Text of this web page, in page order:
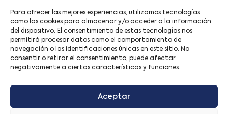
Para ofrecer las mejores experiencias, utilizamos tecnologías
como las cookies para almacenar y/o acceder a la información
del dispositivo. El consentimiento de estas tecnologías nos
permitirá procesar datos como el comportamiento de
navegación o las identificaciones únicas en este sitio. No
consentir o retirar el consentimiento, puede afectar
negativamente a ciertas características y funciones.
Aceptar
CRITERIA LOYALTYes tu
mejor partner.
CONTÁCTANOS →